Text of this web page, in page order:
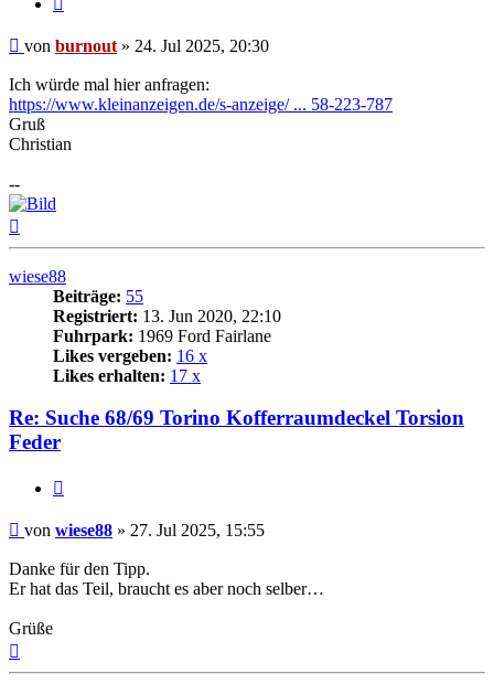
Beitrag
von burnout » 24. Jul 2025, 20:30
Ich würde mal hier anfragen:
https://www.kleinanzeigen.de/s-anzeige/ ... 58-223-787
Gruß
Christian
--
wiese88
Beiträge: 55
Registriert: 13. Jun 2020, 22:10
Fuhrpark: 1969 Ford Fairlane
Likes vergeben: 16 x
Likes erhalten: 17 x
Re: Suche 68/69 Torino Kofferraumdeckel Torsion
Feder
Beitrag
von wiese88 » 27. Jul 2025, 15:55
Danke für den Tipp.
Er hat das Teil, braucht es aber noch selber…
Grüße